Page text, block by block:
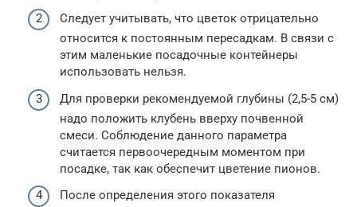
Следует учитывать, что цветок отрицательно
относится к постоянным пересадкам. В связи с
этим маленькие посадочные контейнеры
использовать нельзя.
Для проверки рекомендуемой глубины (2,5-5 см)
надо положить клубень вверху почвенной
смеси. Соблюдение данного параметра
считается первоочередным моментом при
посадке, так как обеспечит цветение пионов.
После определения этого показателя